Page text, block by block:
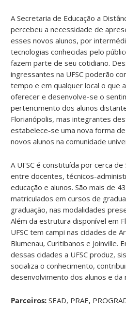
A Secretaria de Educação a
percebeu a necessidade de
esses novos alunos, por
tecnologias conhecidas pelo
fazem parte de seu cotidiano.
ingressantes na UFSC poderão
tempo e em qualquer local o que
oferecer e desenvolve-se o
pertencimento dos alunos
Florianópolis, mas integrantes
estabelece-se uma nova forma
novos alunos na comunidade
A UFSC é constituída por cerca
entre docentes, técnicos-
educação e alunos. São mais de
matriculados em cursos de
graduação, nas modalidades
Além da estrutura disponível em
UFSC tem campi nas cidades de
Blumenau, Curitibanos e Joinville.
dessas cidades a UFSC produz,
socializa o conhecimento,
desenvolvimento dos alunos e da
Parceiros: SEAD, PRAE,